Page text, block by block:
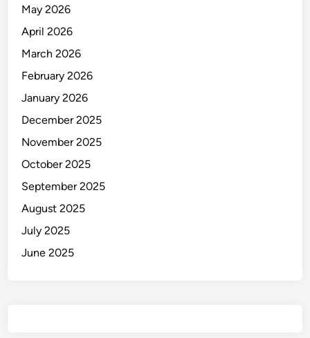
May 2026
April 2026
March 2026
February 2026
January 2026
December 2025
November 2025
October 2025
September 2025
August 2025
July 2025
June 2025